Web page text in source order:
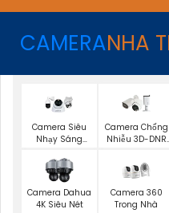
CAMERANHA
Camera Siêu
Nhạy Sáng
Camera Chống
Nhiễu 3D-DNR
Camera Dahua
4K Siêu Nét
Camera 360
Trong Nhà